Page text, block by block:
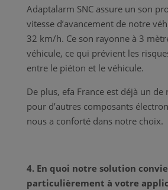
Adaptalarm SNC assure un son
vitesse d’avancement de notre
32 km/h. Ce son rayonne à 3
véhicule, ce qui prévient les
entre le piéton et le véhicule.
De plus, efa France est déjà un
pour d’autres composants
nous a conforté dans notre choix.
4. En quoi notre solution
particulièrement à votre